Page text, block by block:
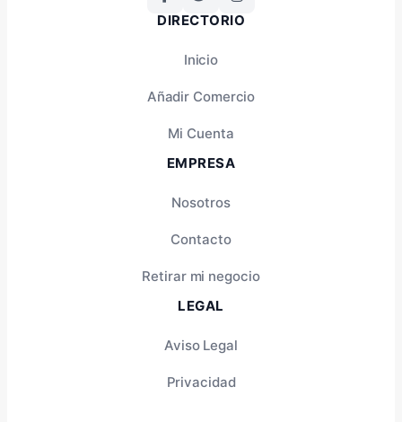
DIRECTORIO
Inicio
Añadir Comercio
Mi Cuenta
EMPRESA
Nosotros
Contacto
Retirar mi negocio
LEGAL
Aviso Legal
Privacidad